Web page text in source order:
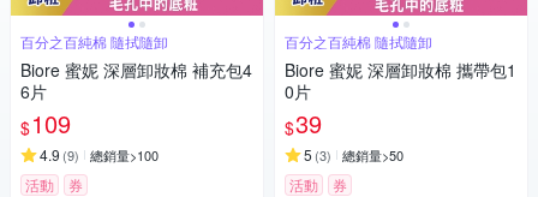
百分之百純棉 隨拭隨卸
Biore 蜜妮 深層卸妝棉 補充包4
6片
$109
4.9 (9) 總銷量>100
活動 券
百分之百純棉 隨拭隨卸
Biore 蜜妮 深層卸妝棉 攜帶包1
0片
$39
5 (3) 總銷量>50
活動 券